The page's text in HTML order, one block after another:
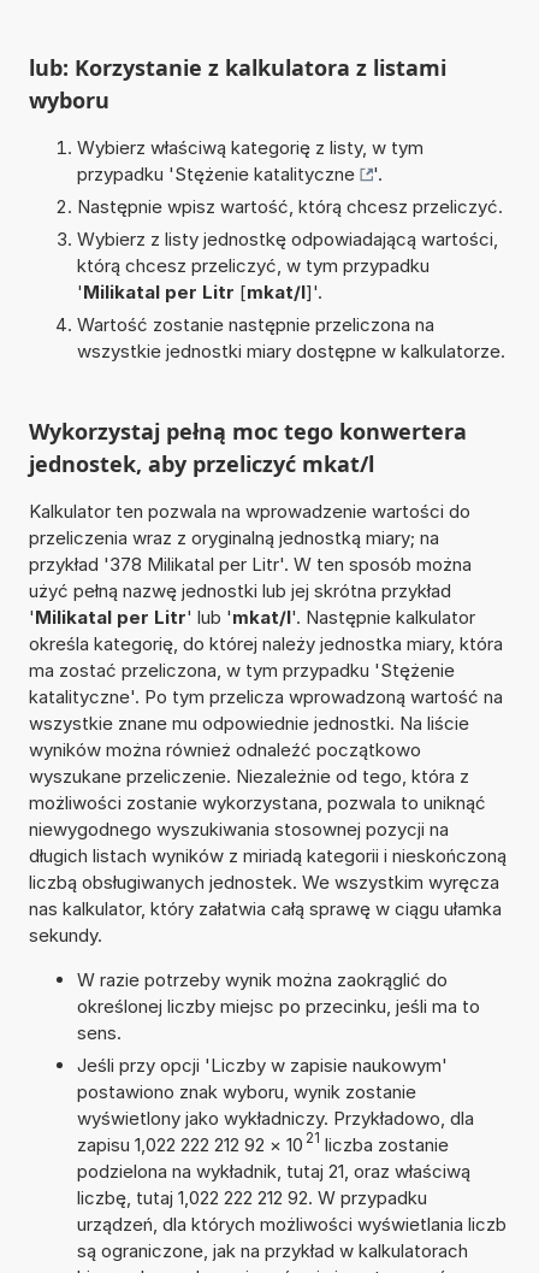
lub: Korzystanie z kalkulatora z listami
wyboru
Wybierz właściwą kategorię z listy, w tym
przypadku 'Stężenie katalityczne
'.
Następnie wpisz wartość, którą chcesz przeliczyć.
Wybierz z listy jednostkę odpowiadającą wartości,
którą chcesz przeliczyć, w tym przypadku
'Milikatal per Litr [mkat/l]'.
Wartość zostanie następnie przeliczona na
wszystkie jednostki miary dostępne w kalkulatorze.
Wykorzystaj pełną moc tego konwertera
jednostek, aby przeliczyć mkat/l
Kalkulator ten pozwala na wprowadzenie wartości do
przeliczenia wraz z oryginalną jednostką miary; na
przykład '378 Milikatal per Litr'. W ten sposób można
użyć pełną nazwę jednostki lub jej skrótna przykład
'Milikatal per Litr' lub 'mkat/l'. Następnie kalkulator
określa kategorię, do której należy jednostka miary, która
ma zostać przeliczona, w tym przypadku 'Stężenie
katalityczne'. Po tym przelicza wprowadzoną wartość na
wszystkie znane mu odpowiednie jednostki. Na liście
wyników można również odnaleźć początkowo
wyszukane przeliczenie. Niezależnie od tego, która z
możliwości zostanie wykorzystana, pozwala to uniknąć
niewygodnego wyszukiwania stosownej pozycji na
długich listach wyników z miriadą kategorii i nieskończoną
liczbą obsługiwanych jednostek. We wszystkim wyręcza
nas kalkulator, który załatwia całą sprawę w ciągu ułamka
sekundy.
W razie potrzeby wynik można zaokrąglić do
określonej liczby miejsc po przecinku, jeśli ma to
sens.
Jeśli przy opcji 'Liczby w zapisie naukowym'
postawiono znak wyboru, wynik zostanie
wyświetlony jako wykładniczy. Przykładowo, dla
zapisu 1,022 222 212 92 × 10 21 liczba zostanie
podzielona na wykładnik, tutaj 21, oraz właściwą
liczbę, tutaj 1,022 222 212 92. W przypadku
urządzeń, dla których możliwości wyświetlania liczb
są ograniczone, jak na przykład w kalkulatorach